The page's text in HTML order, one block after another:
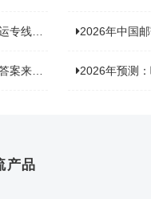
荐！ 2026年中国邮
了！ 2026年预测：
产品